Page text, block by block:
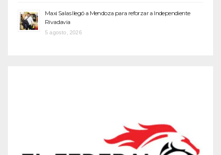
Maxi Salas llegó a Mendoza para reforzar a Independiente
Rivadavia
5 agosto, 2026